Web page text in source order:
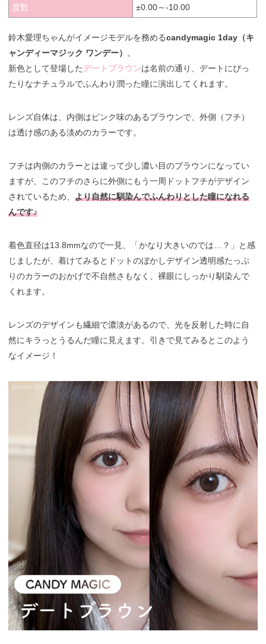
度数 ±0.00～-10.00
鈴木愛理ちゃんがイメージモデルを務めるcandymagic 1day（キ
ャンディーマジック ワンデー） 。
新色として登場したデートブラウンは名前の通り、デートにぴっ
たりなナチュラルでふんわり潤った瞳に演出してくれます。
レンズ自体は、内側はピンク味のあるブラウンで、外側（フチ）
は透け感のある淡めのカラーです。
フチは内側のカラーとは違って少し濃い目のブラウンになってい
ますが、このフチのさらに外側にもう一周ドットフチがデザイン
されているため、より自然に馴染んでふんわりとした瞳になれる
んです♪
着色直径は13.8mmなので一見、「かなり大きいのでは…？」と感
じましたが、着けてみるとドットのぼかしデザイン透明感たっぷ
りのカラーのおかげで不自然さもなく、裸眼にしっかり馴染んで
くれます。
レンズのデザインも繊細で濃淡があるので、光を反射した時に自
然にキラっとうるんだ瞳に見えます。引きで見てみるとこのよう
なイメージ！